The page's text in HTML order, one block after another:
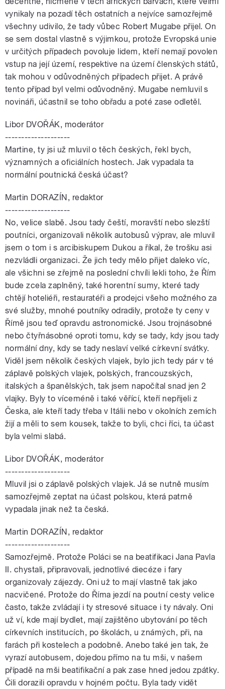
vynikaly na pozadí těch ostatních a nejvíce samozřejmě
všechny udivilo, že tady vůbec Robert Mugabe přijel. On
se sem dostal vlastně s výjimkou, protože Evropská unie
v určitých případech povoluje lidem, kteří nemají povolen
vstup na její území, respektive na území členských států,
tak mohou v odůvodněných případech přijet. A právě
tento případ byl velmi odůvodněný. Mugabe nemluvil s
novináři, účastnil se toho obřadu a poté zase odletěl.
Libor DVOŘÁK, moderátor
--------------------
Martine, ty jsi už mluvil o těch českých, řekl bych,
významných a oficiálních hostech. Jak vypadala ta
normální poutnická česká účast?
Martin DORAZÍN, redaktor
--------------------
No, velice slabě. Jsou tady čeští, moravští nebo slezští
poutníci, organizovali několik autobusů výprav, ale mluvil
jsem o tom i s arcibiskupem Dukou a říkal, že trošku asi
nezvládli organizaci. Že jich tedy mělo přijet daleko víc,
ale všichni se zřejmě na poslední chvíli lekli toho, že Řím
bude zcela zaplněný, také horentní sumy, které tady
chtějí hoteliéři, restauratéři a prodejci všeho možného za
své služby, mnohé poutníky odradily, protože ty ceny v
Římě jsou teď opravdu astronomické. Jsou trojnásobné
nebo čtyřnásobné oproti tomu, kdy se tady, kdy jsou tady
normální dny, kdy se tady neslaví velké církevní svátky.
Viděl jsem několik českých vlajek, bylo jich tedy pár v té
záplavě polských vlajek, polských, francouzských,
italských a španělských, tak jsem napočítal snad jen 2
vlajky. Byly to víceméně i také věřící, kteří nepřijeli z
Česka, ale kteří tady třeba v Itálii nebo v okolních zemích
žijí a měli to sem kousek, takže to byli, chci říci, ta účast
byla velmi slabá.
Libor DVOŘÁK, moderátor
--------------------
Mluvil jsi o záplavě polských vlajek. Já se nutně musím
samozřejmě zeptat na účast polskou, která patrně
vypadala jinak než ta česká.
Martin DORAZÍN, redaktor
--------------------
Samozřejmě. Protože Poláci se na beatifikaci Jana Pavla
II. chystali, připravovali, jednotlivé diecéze i fary
organizovaly zájezdy. Oni už to mají vlastně tak jako
nacvičené. Protože do Říma jezdí na poutní cesty velice
často, takže zvládají i ty stresové situace i ty návaly. Oni
už ví, kde mají bydlet, mají zajištěno ubytování po těch
církevních institucích, po školách, u známých, při, na
farách při kostelech a podobně. Anebo také jen tak, že
vyrazí autobusem, dojedou přímo na tu mši, v našem
případě na mši beatifikační a pak zase hned jedou zpátky.
Čili dorazili opravdu v hojném počtu. Byla tady vidět